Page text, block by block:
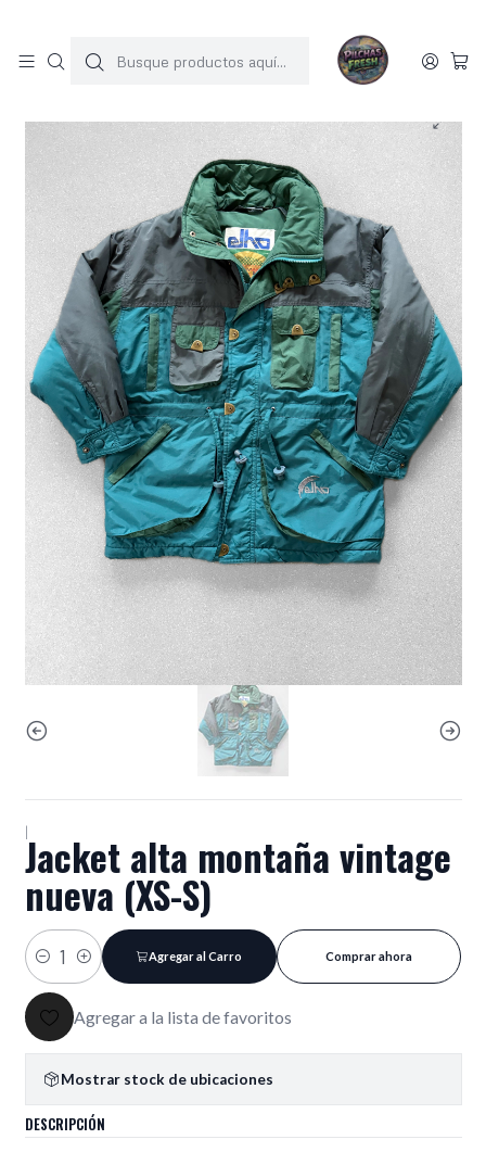
Inicio JACKETS Jacket alta montaña vintage nueva (XS-S)
|Jacket alta montaña vintage
nueva (XS-S)
Cantidad
Agregar al Carro Comprar ahora
Agregar a la lista de favoritos
Mostrar stock de ubicaciones
DESCRIPCIÓN